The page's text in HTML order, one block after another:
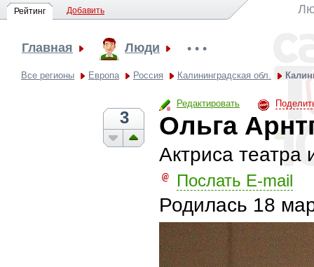
Рейтинг Добавить
Главная Люди • • •
Все регионы Европа Россия Калининградская обл.
Редактировать
3 Ольга
Актриса театра
Послать E-mail
Родилась 18